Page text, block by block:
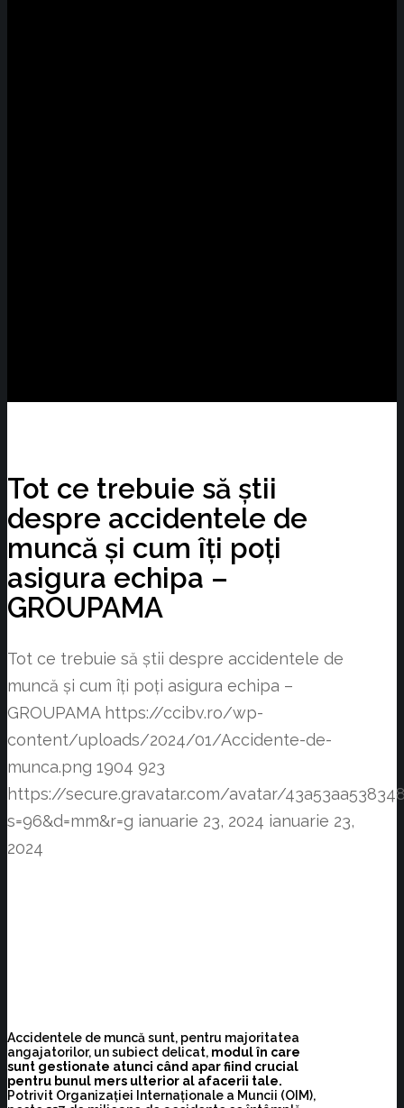
Tot ce trebuie să știi
despre accidentele de
muncă și cum îți poți
asigura echipa –
GROUPAMA
Tot ce trebuie să știi despre accidentele de
muncă și cum îți poți asigura echipa –
GROUPAMA https://ccibv.ro/wp-
content/uploads/2024/01/Accidente-de-
munca.png 1904 923
https://secure.gravatar.com/avatar/
s=96&d=mm&r=g ianuarie 23, 2024 ianuarie 23,
2024
Accidentele de muncă sunt, pentru majoritatea
angajatorilor, un subiect delicat, modul în care
sunt gestionate atunci când apar fiind crucial
pentru bunul mers ulterior al afacerii tale.
Potrivit Organizației Internaționale a Muncii (OIM),